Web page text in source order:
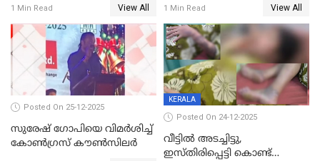
1 Min Read View All 1 Min Read View All
Posted On 25-12-2025
സുരേഷ് ഗോപിയെ വിമര്‍ശിച്ച്
കോണ്‍ഗ്രസ് കൗണ്‍സിലര്‍
KERALA
Posted On 24-12-2025
വീട്ടിൽ അടച്ചിട്ടു,
ഇസ്തിരിപ്പെട്ടി കൊണ്ട്